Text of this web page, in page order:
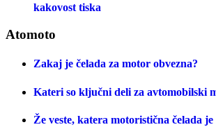
kakovost tiska
Atomoto
Zakaj je čelada za motor obvezna?
Kateri so ključni deli za avtomobilski
Že veste, katera motoristična čelada je